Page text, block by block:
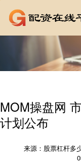
MOM操盘网
计划公布
来源：股票杠杆多